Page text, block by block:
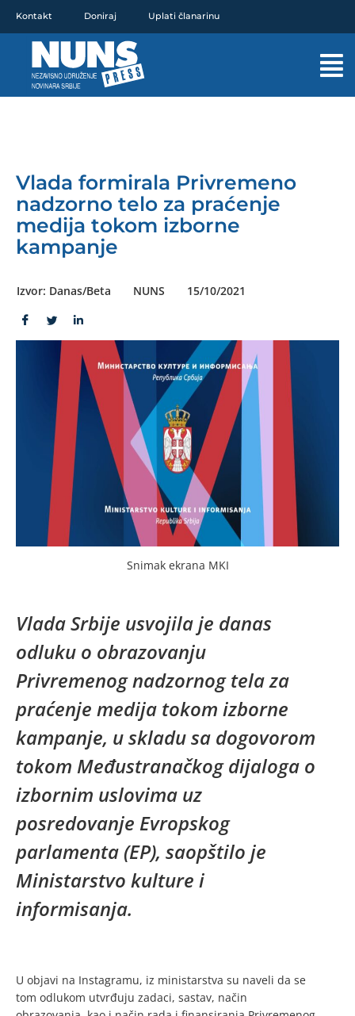
sadržaj
Kontakt Doniraj Uplati članarinu
Vlada formirala Privremeno
nadzorno telo za praćenje
medija tokom izborne
kampanje
Izvor: Danas/Beta NUNS 15/10/2021
Snimak ekrana MKI
Vlada Srbije usvojila je danas
odluku o obrazovanju
Privremenog nadzornog tela za
praćenje medija tokom izborne
kampanje, u skladu sa dogovorom
tokom Međustranačkog dijaloga o
izbornim uslovima uz
posredovanje Evropskog
parlamenta (EP), saopštilo je
Ministarstvo kulture i
informisanja.
U objavi na Instagramu, iz ministarstva su naveli da se
tom odlukom utvrđuju zadaci, sastav, način